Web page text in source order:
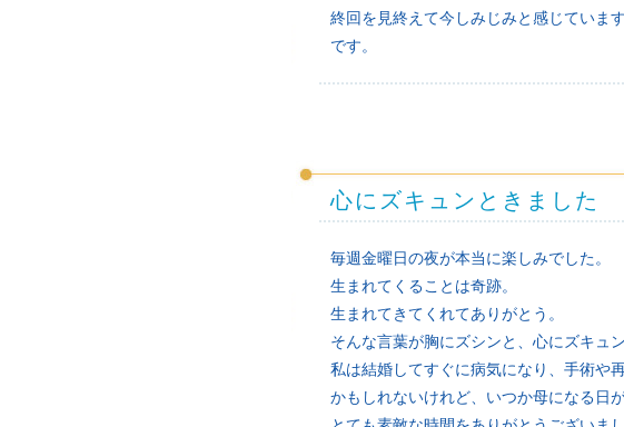
終回を見終えて今しみじみと感じていま
です。
心にズキュンときました
毎週金曜日の夜が本当に楽しみでした。
生まれてくることは奇跡。
生まれてきてくれてありがとう。
そんな言葉が胸にズシンと、心にズキュ
私は結婚してすぐに病気になり、手術や
かもしれないけれど、いつか母になる日